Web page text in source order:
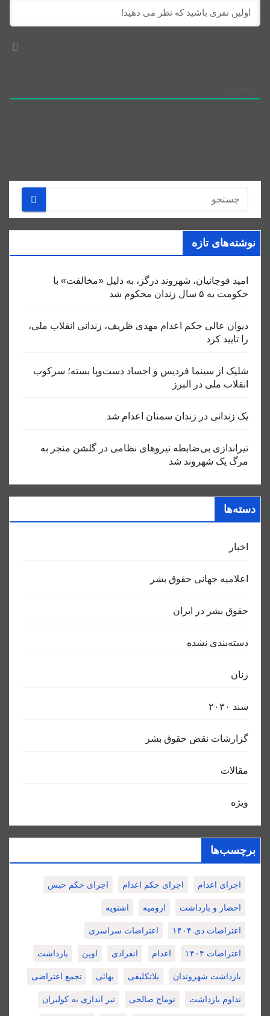
نوشته‌های تازه
امید قوچانیان، شهروند درگز، به دلیل «مخالفت» با
حکومت به ۵ سال زندان محکوم شد
دیوان عالی حکم اعدام مهدی ظریف، زندانی انقلاب ملی،
را تایید کرد
شلیک از سینما فردیس و اجساد دست‌وپا بسته؛ سرکوب
انقلاب ملی در البرز
یک زندانی در زندان سمنان اعدام شد
تیراندازی بی‌ضابطه نیروهای نظامی در گلشن منجر به
مرگ یک شهروند شد
دسته‌ها
اخبار
اعلاميه جهانی حقوق بشر
حقوق بشر در ایران
دسته‌بندی نشده
زنان
سند ٢٠٣٠
گزارشات نقض حقوق بشر
مقالات
ویژه
برچسب‌ها
اجرای اعدام اجرای حکم اعدام اجرای حکم حبس
احضار و بازداشت ارومیه اشنویه
اعتراضات دی ۱۴۰۴ اعتراضات سراسری
اعتراضات ۱۴۰۴ اعدام انفرادی اوین بازداشت
بازداشت شهروندان بلاتکلیفی بهائی تجمع اعتراضی
تداوم بازداشت توماج صالحی تیر اندازی به کولبران